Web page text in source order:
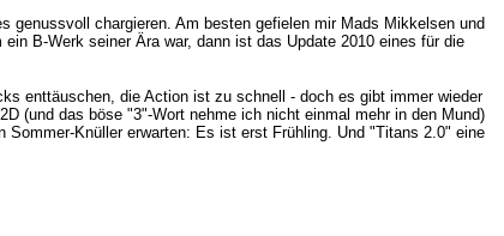
genussvoll chargieren. Am besten gefielen mir Mads Mikkelsen und
B-Werk seiner Ära war, dann ist das Update 2010 eines für die
enttäuschen, die Action ist zu schnell - doch es gibt immer wieder
(und das böse "3"-Wort nehme ich nicht einmal mehr in den Mund)
Knüller erwarten: Es ist erst Frühling. Und "Titans 2.0" eine